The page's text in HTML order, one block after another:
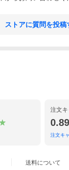
ストアに質問を投稿
注文
注文キ
送料について